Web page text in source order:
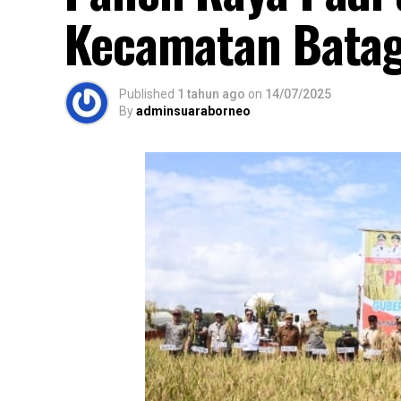
Kecamatan
Published 1 tahun ago on 14/07/2025
Byadminsuaraborneo